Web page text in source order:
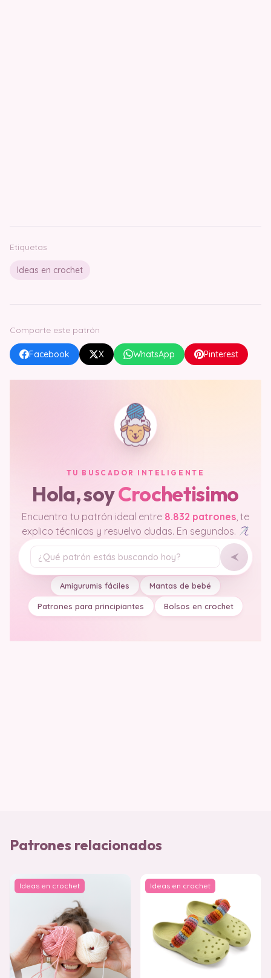
Etiquetas
Ideas en crochet
Comparte este patrón
Facebook X WhatsApp Pinterest
TU BUSCADOR INTELIGENTE
Hola, soyCrochetisimo
Encuentro tu patrón ideal entre 8.832 patrones, te
explico técnicas y resuelvo dudas. En segundos.
Tu pregunta
Amigurumis fáciles Mantas de bebé
Patrones para principiantes Bolsos en crochet
Patrones relacionados
Ideas en crochet Ideas en crochet